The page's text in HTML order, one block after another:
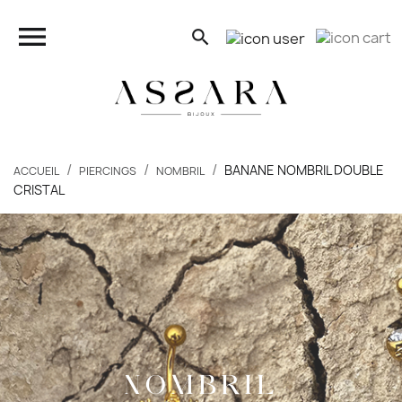
 search
close
FEMMES
HOMMES
ENFANTS
PIERCINGS
BONS PLANS
ACCUEIL PIERCINGS NOMBRIL
BANANE NOMBRIL DOUBLE
CRISTAL
NOMBRIL